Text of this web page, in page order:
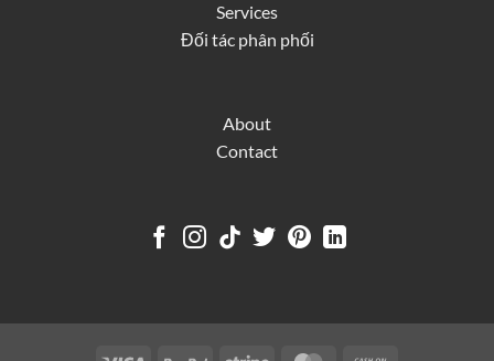
Services
Đối tác phân phối
About
Contact